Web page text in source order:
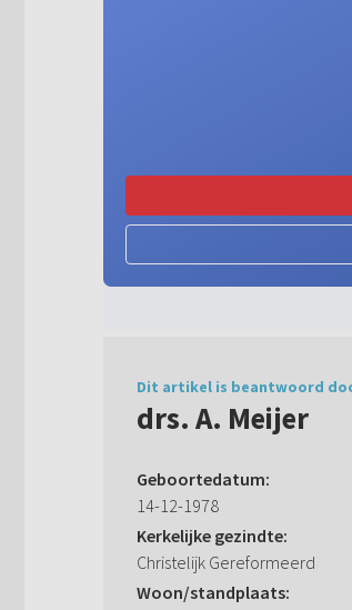
Dit artikel is beantwoord
drs. A. Meijer
Geboortedatum:
14-12-1978
Kerkelijke gezindte:
Christelijk Gereformeerd
Woon/standplaats: